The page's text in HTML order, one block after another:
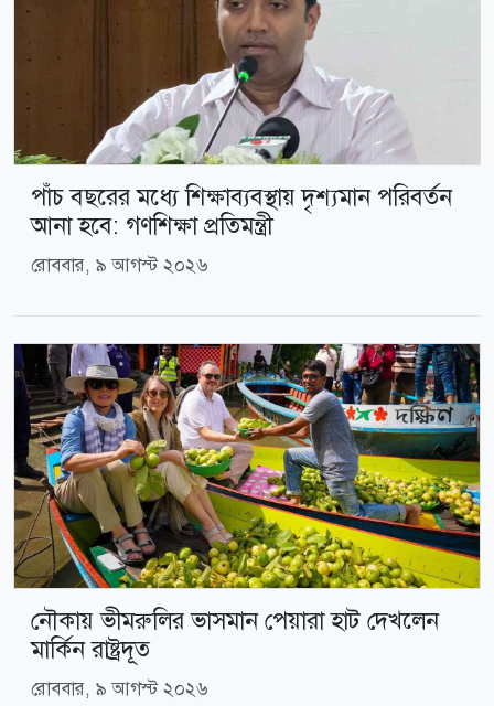
পাঁচ বছরের মধ্যে শিক্ষাব্যবস্থায় দৃশ্যমান পরিবর্তন
আনা হবে: গণশিক্ষা প্রতিমন্ত্রী
রোববার, ৯ আগস্ট ২০২৬
নৌকায় ভীমরুলির ভাসমান পেয়ারা হাট দেখলেন
মার্কিন রাষ্ট্রদূত
রোববার, ৯ আগস্ট ২০২৬